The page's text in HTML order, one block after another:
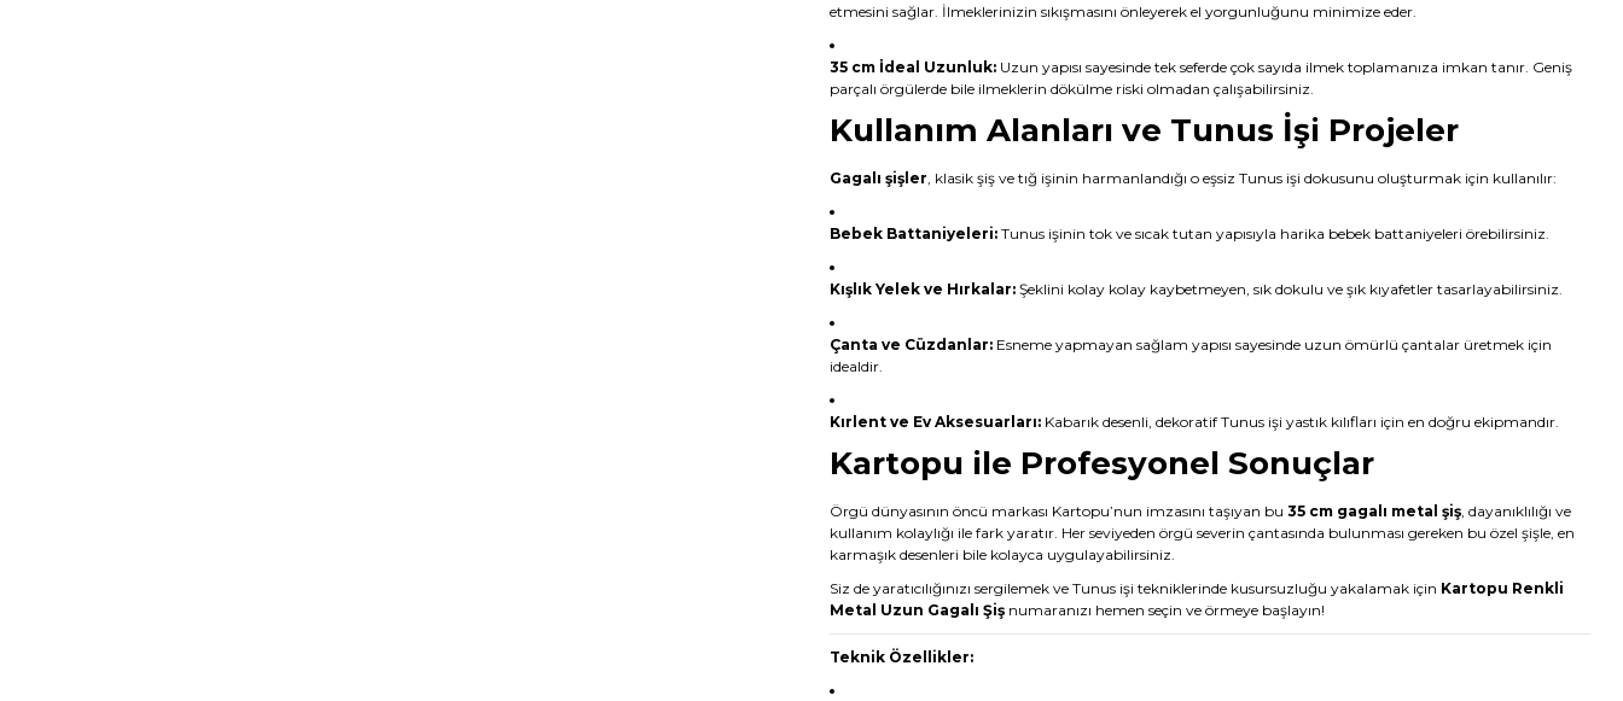
etmesini sağlar. İlmeklerinizin sıkışmasını önleyerek el yorgunluğunu minimize eder.
35 cm İdeal Uzunluk: Uzun yapısı sayesinde tek seferde çok sayıda ilmek toplamanıza imkan tanır. Geniş
parçalı örgülerde bile ilmeklerin dökülme riski olmadan çalışabilirsiniz.
Kullanım Alanları ve Tunus İşi Projeler
Gagalı şişler , klasik şiş ve tığ işinin harmanlandığı o eşsiz Tunus işi dokusunu oluşturmak için kullanılır:
Bebek Battaniyeleri: Tunus işinin tok ve sıcak tutan yapısıyla harika bebek battaniyeleri örebilirsiniz.
Kışlık Yelek ve Hırkalar: Şeklini kolay kolay kaybetmeyen, sık dokulu ve şık kıyafetler tasarlayabilirsiniz.
Çanta ve Cüzdanlar: Esneme yapmayan sağlam yapısı sayesinde uzun ömürlü çantalar üretmek için
idealdir.
Kırlent ve Ev Aksesuarları: Kabarık desenli, dekoratif Tunus işi yastık kılıfları için en doğru ekipmandır.
Kartopu ile Profesyonel Sonuçlar
Örgü dünyasının öncü markası Kartopu’nun imzasını taşıyan bu 35 cm gagalı metal şiş , dayanıklılığı ve
kullanım kolaylığı ile fark yaratır. Her seviyeden örgü severin çantasında bulunması gereken bu özel şişle, en
karmaşık desenleri bile kolayca uygulayabilirsiniz.
Siz de yaratıcılığınızı sergilemek ve Tunus işi tekniklerinde kusursuzluğu yakalamak için Kartopu Renkli
Metal Uzun Gagalı Şiş numaranızı hemen seçin ve örmeye başlayın!
Teknik Özellikler: